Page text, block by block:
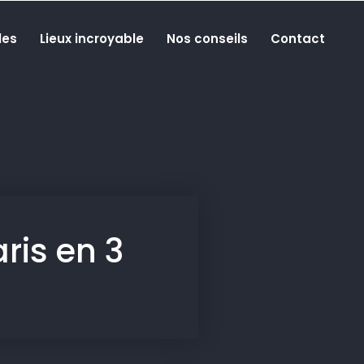
Lieux incroyable Nos conseils Contact
en 3